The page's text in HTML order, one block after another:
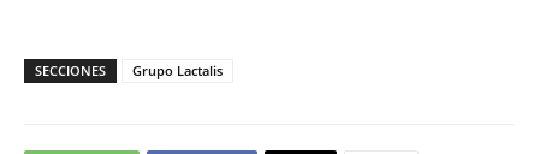
SECCIONES Grupo Lactalis